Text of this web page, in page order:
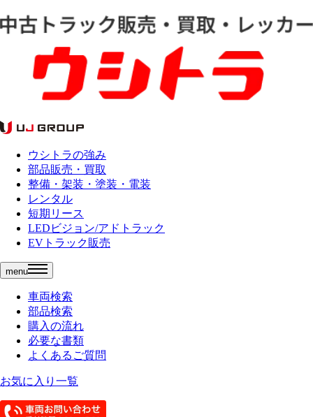
ウシトラの強み
部品販売・買取
整備・架装・塗装・電装
レンタル
短期リース
LEDビジョン/アドトラック
EVトラック販売
menu
車両検索
部品検索
購入の流れ
必要な書類
よくあるご質問
お気に入り一覧